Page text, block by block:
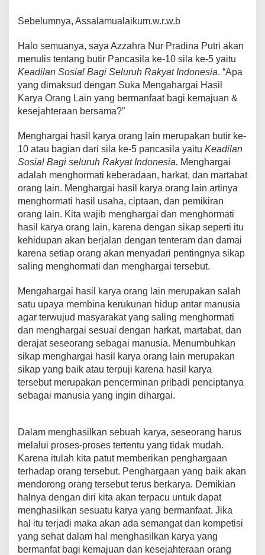
c
b
o
o
k
tt
ail at
s
A
p
p
er
st
p
y
Li
n
k
gr
a
m
e
Sebelumnya, Assalamualaikum.w.r.w.b
Halo semuanya, saya Azzahra Nur Pradina Putri akan
menulis tentang butir Pancasila ke-10 sila ke-5 yaitu
Keadilan Sosial Bagi Seluruh Rakyat Indonesia. “Apa
yang dimaksud dengan Suka Mengahargai Hasil
Karya Orang Lain yang bermanfaat bagi kemajuan &
kesejahteraan bersama?”
Menghargai hasil karya orang lain merupakan butir ke-
10 atau bagian dari sila ke-5 pancasila yaitu Keadilan
Sosial Bagi seluruh Rakyat Indonesia. Menghargai
adalah menghormati keberadaan, harkat, dan martabat
orang lain. Menghargai hasil karya orang lain artinya
menghormati hasil usaha, ciptaan, dan pemikiran
orang lain. Kita wajib menghargai dan menghormati
hasil karya orang lain, karena dengan sikap seperti itu
kehidupan akan berjalan dengan tenteram dan damai
karena setiap orang akan menyadari pentingnya sikap
saling menghormati dan menghargai tersebut.
Mengahargai hasil karya orang lain merupakan salah
satu upaya membina kerukunan hidup antar manusia
agar terwujud masyarakat yang saling menghormati
dan menghargai sesuai dengan harkat, martabat, dan
derajat seseorang sebagai manusia. Menumbuhkan
sikap menghargai hasil karya orang lain merupakan
sikap yang baik atau terpuji karena hasil karya
tersebut merupakan pencerminan pribadi penciptanya
sebagai manusia yang ingin dihargai.
Dalam menghasilkan sebuah karya, seseorang harus
melalui proses-proses tertentu yang tidak mudah.
Karena itulah kita patut memberikan penghargaan
terhadap orang tersebut. Penghargaan yang baik akan
mendorong orang tersebut terus berkarya. Demikian
halnya dengan diri kita akan terpacu untuk dapat
menghasilkan sesuatu karya yang bermanfaat. Jika
hal itu terjadi maka akan ada semangat dan kompetisi
yang sehat dalam hal menghasilkan karya yang
bermanfat bagi kemajuan dan kesejahteraan orang